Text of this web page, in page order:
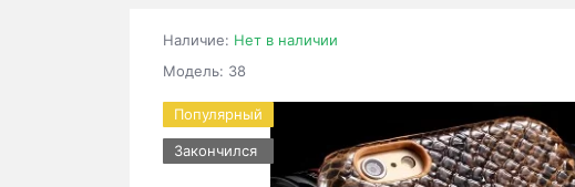
Наличие: Нет в наличии
Модель: 38
Популярный
Закончился